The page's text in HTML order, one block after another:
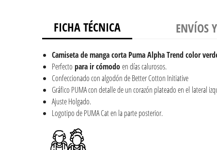
FICHA TÉCNICA ENVÍOS
Camiseta de manga corta Puma Alpha Trend color
Perfecto para ir cómodoen días calurosos.
Confeccionado con algodón de Better Cotton Initiative
Gráfico PUMA con detalle de un corazón plateado en el lateral
Ajuste Holgado.
Logotipo de PUMA Cat en la parte posterior.